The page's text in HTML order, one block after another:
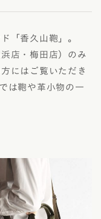
「香久山鞄」。
店・梅田店）のみ
にはご覧いただき
は鞄や革小物の一